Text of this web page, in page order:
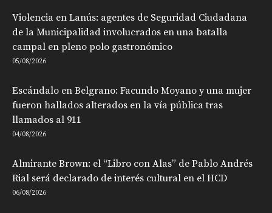
Violencia en Lanús: agentes de Seguridad Ciudadana
de la Municipalidad involucrados en una batalla
campal en pleno polo gastronómico
05/08/2026
Escándalo en Belgrano: Facundo Moyano y una mujer
fueron hallados alterados en la vía pública tras
llamados al 911
04/08/2026
Almirante Brown: el “Libro con Alas” de Pablo Andrés
Rial será declarado de interés cultural en el HCD
06/08/2026